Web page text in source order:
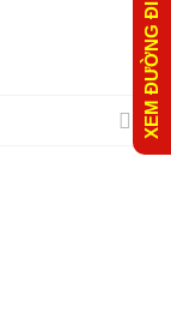
XEM ĐƯỜNG ĐI